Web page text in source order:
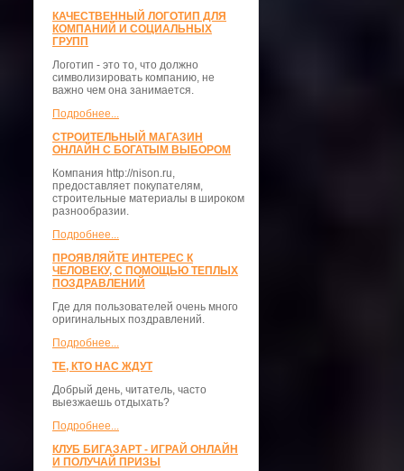
КАЧЕСТВЕННЫЙ ЛОГОТИП ДЛЯ
КОМПАНИЙ И СОЦИАЛЬНЫХ
ГРУПП
Логотип - это то, что должно
символизировать компанию, не
важно чем она занимается.
Подробнее...
СТРОИТЕЛЬНЫЙ МАГАЗИН
ОНЛАЙН С БОГАТЫМ ВЫБОРОМ
Компания http://nison.ru,
предоставляет покупателям,
строительные материалы в широком
разнообразии.
Подробнее...
ПРОЯВЛЯЙТЕ ИНТЕРЕС К
ЧЕЛОВЕКУ, С ПОМОЩЬЮ ТЕПЛЫХ
ПОЗДРАВЛЕНИЙ
Где для пользователей очень много
оригинальных поздравлений.
Подробнее...
ТЕ, КТО НАС ЖДУТ
Добрый день, читатель, часто
выезжаешь отдыхать?
Подробнее...
КЛУБ БИГАЗАРТ - ИГРАЙ ОНЛАЙН
И ПОЛУЧАЙ ПРИЗЫ